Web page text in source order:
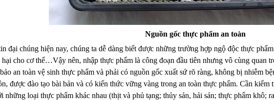
Nguồn gốc thực phẩm an toàn
đại chúng hiện nay, chúng ta dễ dàng biết được những trường hợp ngộ độc thực
hại cho cơ thể…Vậy nên, nhập thực phẩm là công đoạn đầu tiên nhưng vô cùng quan
an toàn vệ sinh thực phẩm và phải có nguồn gốc xuất sứ rõ ràng, không bị nhiễm
được đào tạo bài bản và có kiến thức vững vàng trong an toàn thực phẩm. Cần
những loại thực phẩm khác nhau (thịt và phủ tạng; thủy sản, hải sản; thực phẩm khô;